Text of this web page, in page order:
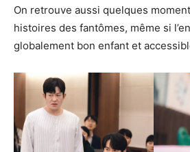
On retrouve aussi quelques
histoires des fantômes, même si
globalement bon enfant et